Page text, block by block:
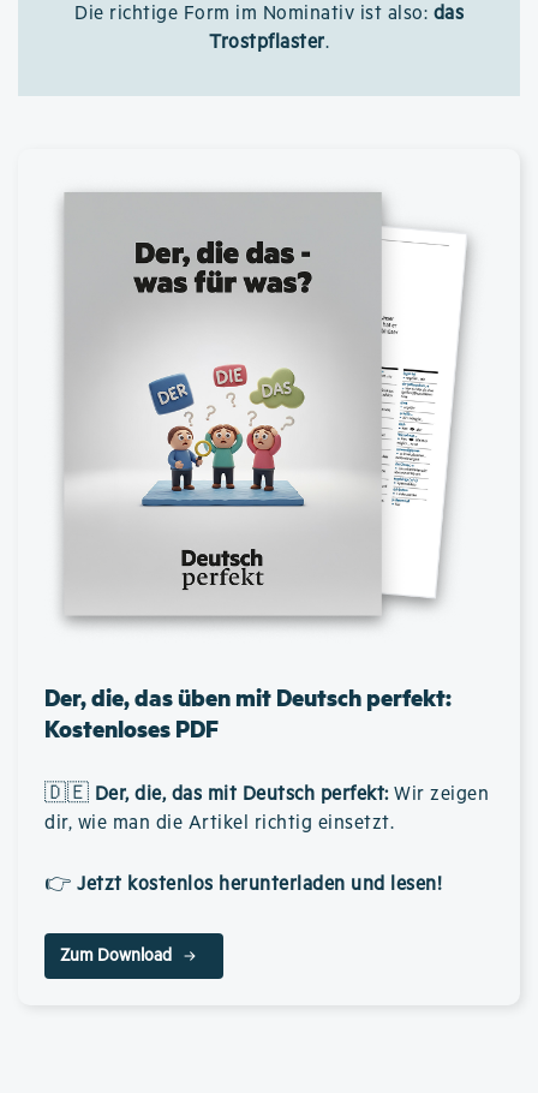
Die richtige Form im Nominativ ist also: das
Trostpflaster.
Der, die, das üben mit Deutsch perfekt:
Kostenloses PDF
🇩🇪 Der, die, das mit Deutsch perfekt: Wir zeigen
dir, wie man die Artikel richtig einsetzt.
👉 Jetzt kostenlos herunterladen und lesen!
Zum Download